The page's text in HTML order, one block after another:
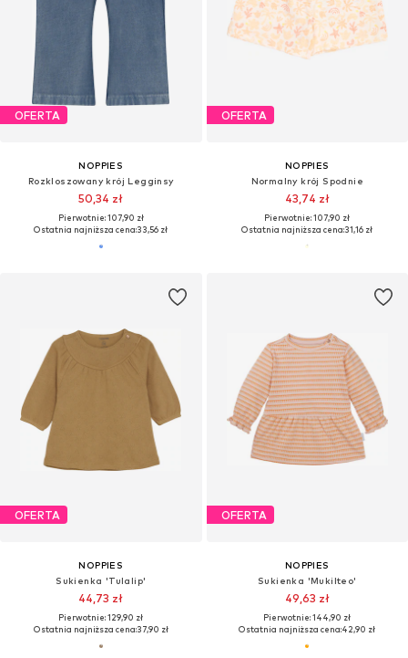
OFERTA
NOPPIES
Rozkloszowany krój Legginsy
50,34 zł
Pierwotnie: 107,90 zł
Ostatnia najniższa cena:33,56 zł
OFERTA
NOPPIES
Normalny krój Spodnie
43,74 zł
Pierwotnie: 107,90 zł
Ostatnia najniższa cena:31,16 zł
OFERTA
NOPPIES
Sukienka 'Tulalip'
44,73 zł
Pierwotnie: 129,90 zł
Ostatnia najniższa cena:37,90 zł
OFERTA
NOPPIES
Sukienka 'Mukilteo'
49,63 zł
Pierwotnie: 144,90 zł
Ostatnia najniższa cena:42,90 zł